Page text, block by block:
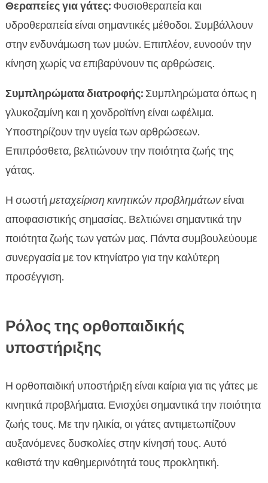
Θεραπείες για γάτες:Φυσιοθεραπεία και
υδροθεραπεία είναι σημαντικές μέθοδοι. Συμβάλλουν
στην ενδυνάμωση των μυών. Επιπλέον, ευνοούν την
κίνηση χωρίς να επιβαρύνουν τις αρθρώσεις.
Συμπληρώματα διατροφής:Συμπληρώματα όπως η
γλυκοζαμίνη και η χονδροϊτίνη είναι ωφέλιμα.
Υποστηρίζουν την υγεία των αρθρώσεων.
Επιπρόσθετα, βελτιώνουν την ποιότητα ζωής της
γάτας.
Η σωστή μεταχείριση κινητικών προβλημάτωνείναι
αποφασιστικής σημασίας. Βελτιώνει σημαντικά την
ποιότητα ζωής των γατών μας. Πάντα συμβουλεύουμε
συνεργασία με τον κτηνίατρο για την καλύτερη
προσέγγιση.
Ρόλος της ορθοπαιδικής
υποστήριξης
Η ορθοπαιδική υποστήριξη είναι καίρια για τις γάτες με
κινητικά προβλήματα. Ενισχύει σημαντικά την ποιότητα
ζωής τους. Με την ηλικία, οι γάτες αντιμετωπίζουν
αυξανόμενες δυσκολίες στην κίνησή τους. Αυτό
καθιστά την καθημερινότητά τους προκλητική.